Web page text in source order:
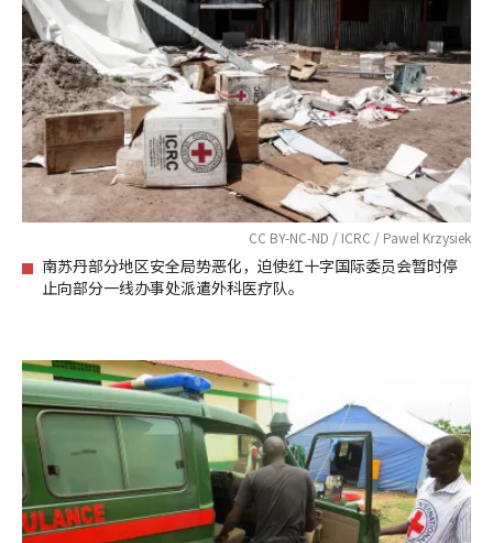
CC BY-NC-ND / ICRC / Pawel Krzysiek
南苏丹部分地区安全局势恶化，迫使红十字国际委员会暂时停
止向部分一线办事处派遣外科医疗队。